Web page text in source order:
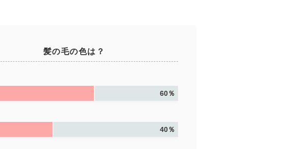
髪の毛の色は？
60％
40％